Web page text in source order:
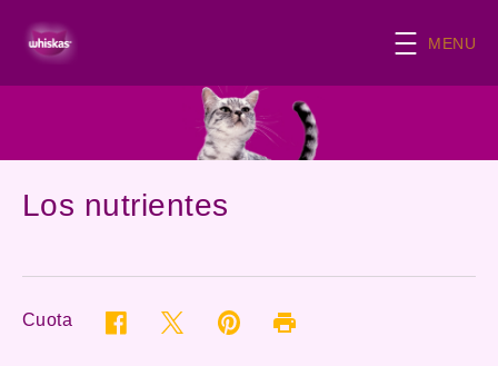
MENU
Los nutrientes
Cuota Facebook (opens in new window)
Twitter (opens in new window)
Pinterest (opens in new window)
Print (opens in same window)